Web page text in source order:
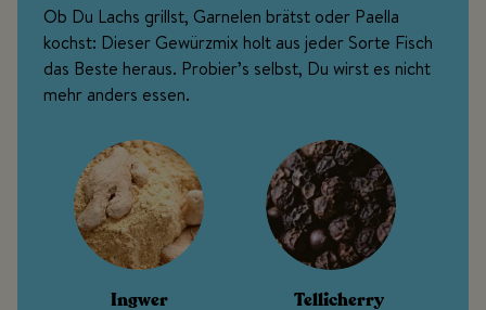
Ob Du Lachs grillst, Garnelen brätst oder Paella
kochst: Dieser Gewürzmix holt aus jeder Sorte Fisch
das Beste heraus. Probier’s selbst, Du wirst es nicht
mehr anders essen.
Ingwer
Tellicherry